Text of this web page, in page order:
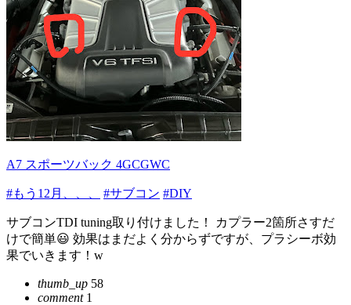
A7 スポーツバック 4GCGWC
#もう12月、、、 #サブコン #DIY
サブコンTDI tuning取り付けました！ カプラー2箇所さすだ
けで簡単😃 効果はまだよく分からずですが、プラシーボ効
果でいきます！w
thumb_up 58
comment1